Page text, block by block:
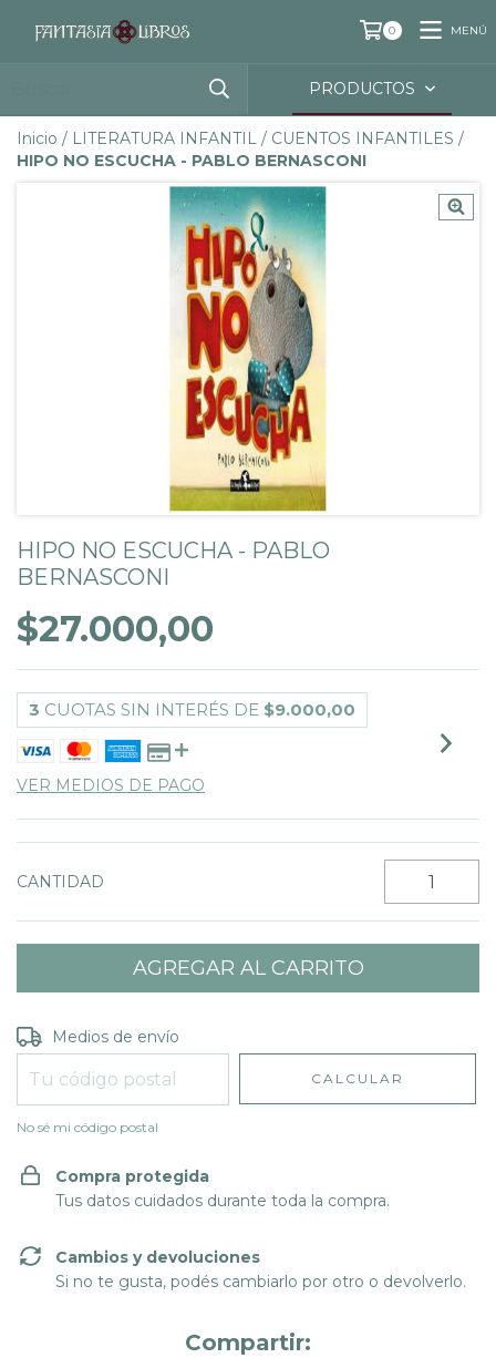
0 MENÚ
PRODUCTOS
Inicio / LITERATURA INFANTIL / CUENTOS INFANTILES /
HIPO NO ESCUCHA - PABLO BERNASCONI
HIPO NO ESCUCHA - PABLO
BERNASCONI
$27.000,00
3 CUOTAS SIN INTERÉS DE $9.000,00
VER MEDIOS DE PAGO
CANTIDAD
Entregas para el CP:
Medios de envío
CALCULAR
No sé mi código postal
Compra protegida
Tus datos cuidados durante toda la compra.
Cambios y devoluciones
Si no te gusta, podés cambiarlo por otro o devolverlo.
Compartir: